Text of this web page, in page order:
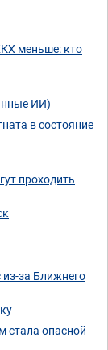
меньше: кто
ИИ)
в состояние
проходить
из-за Ближнего
стала опасной